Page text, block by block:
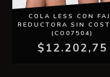
COLA LESS CON
REDUCTORA SIN
(CO07504)
$12.202,75